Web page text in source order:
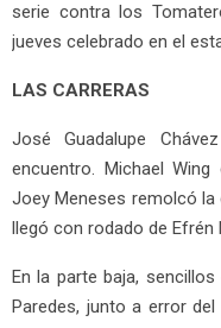
serie contra los
jueves celebrado en el
LAS CARRERAS
José Guadalupe
encuentro. Michael
Joey Meneses remolcó la
llegó con rodado de Efrén
En la parte baja,
Paredes, junto a error